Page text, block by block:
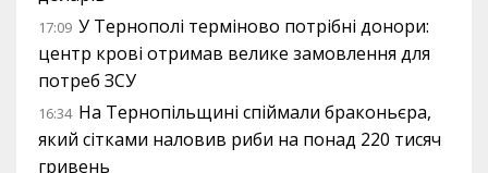
17:09 У Тернополі терміново потрібні донори:
центр крові отримав велике замовлення для
потреб ЗСУ
16:34 На Тернопільщині спіймали браконьєра,
який сітками наловив риби на понад 220 тисяч
гривень